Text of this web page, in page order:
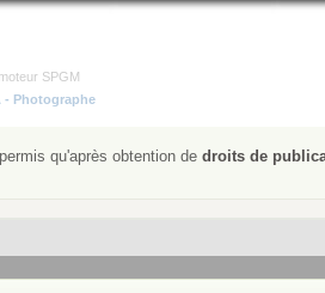
SPGM
- Photographe
qu'après obtention de droits de